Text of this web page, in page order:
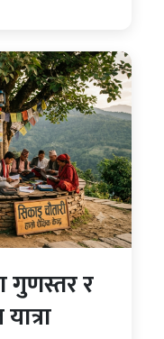
गुणस्तर र